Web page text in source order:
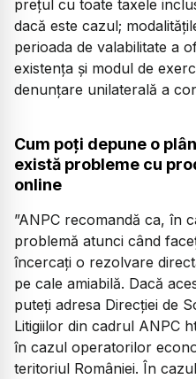
preţul cu toate taxele
dacă este cazul;
perioada de valabilitate a
existenţa şi modul de
denunţare unilaterală a
Cum poți depune o
există probleme cu
online
”ANPC recomandă ca, în
problemă atunci când
încercaţi o rezolvare
pe cale amiabilă. Dacă
puteţi adresa Direcţiei de
Litigiilor din cadrul ANPC
în cazul operatorilor
teritoriul României. În